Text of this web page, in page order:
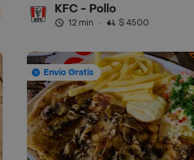
KFC - Pollo
12 min · $ 4500
Envío Gratis